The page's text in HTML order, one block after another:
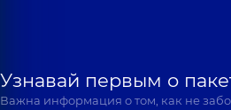
Узнавай первым о
Важна информация о том, как не